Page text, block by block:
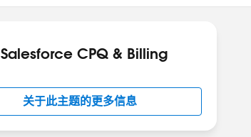
Salesforce CPQ & Billing
关于此主题的更多信息